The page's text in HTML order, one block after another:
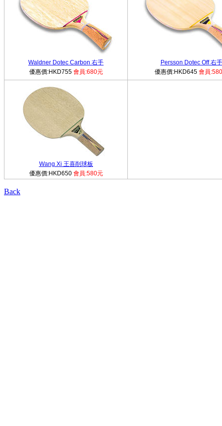
Waldner Dotec Carbon 右手
優惠價:HKD755 會員:680元
Persson Dotec Off 右手
優惠價:HKD645 會員
Wang Xi 王喜削球板
優惠價:HKD650 會員:580元
Back